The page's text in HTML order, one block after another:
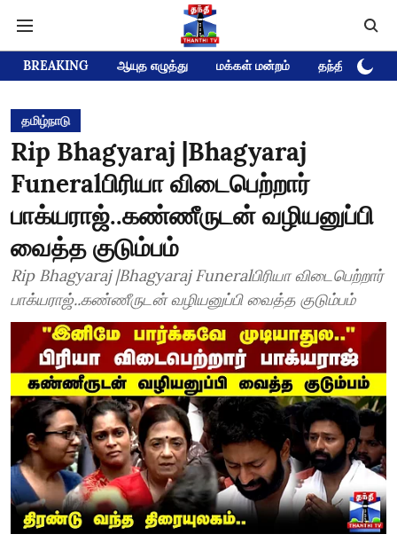
BREAKING ஆயுத எழுத்து மக்கள் மன்றம் தந்தி டிவி
தமிழ்நாடு
Rip Bhagyaraj |Bhagyaraj
Funeralபிரியா விடைபெற்றார்
பாக்யராஜ்..கண்ணீருடன் வழியனுப்பி
வைத்த குடும்பம்
Rip Bhagyaraj |Bhagyaraj Funeralபிரியா விடைபெற்றார்
பாக்யராஜ்..கண்ணீருடன் வழியனுப்பி வைத்த குடும்பம்